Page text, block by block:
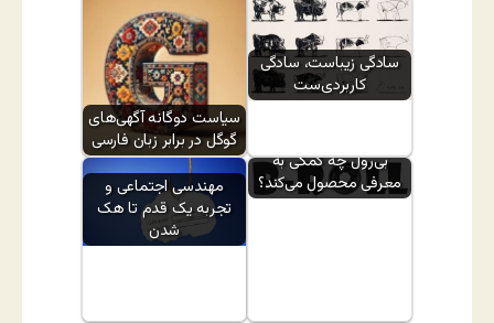
سیاست دوگانه آگهی‌های
گوگل در برابر زبان فارسی
سادگی زیباست، سادگی
کاربردی‌ست
مهندسی اجتماعی و
تجربه یک قدم تا هک
شدن
بی‌رول چه کمکی به
معرفی محصول می‌کند؟